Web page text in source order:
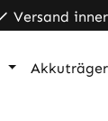
Versand